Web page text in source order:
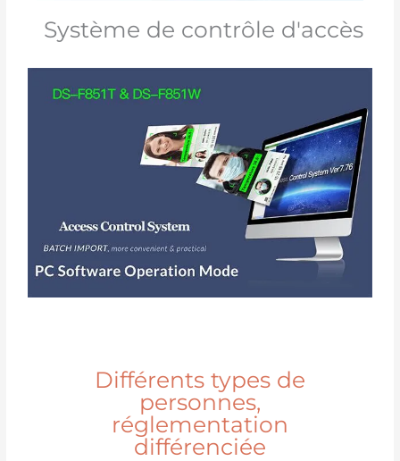
Système de contrôle d'accès
Différents types de
personnes,
réglementation
différenciée